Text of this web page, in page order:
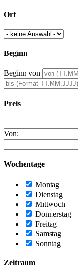
Ort
Beginn
Beginn von
Preis
Von:
Wochentage
Montag
Dienstag
Mittwoch
Donnerstag
Freitag
Samstag
Sonntag
Zeitraum